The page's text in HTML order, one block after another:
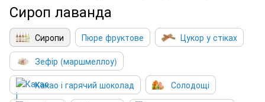
Сироп лаванда
Сиропи Пюре фруктове
Цукор у стіках
Зефір (маршмеллоу)
Какао і гарячий шоколад
Солодощі